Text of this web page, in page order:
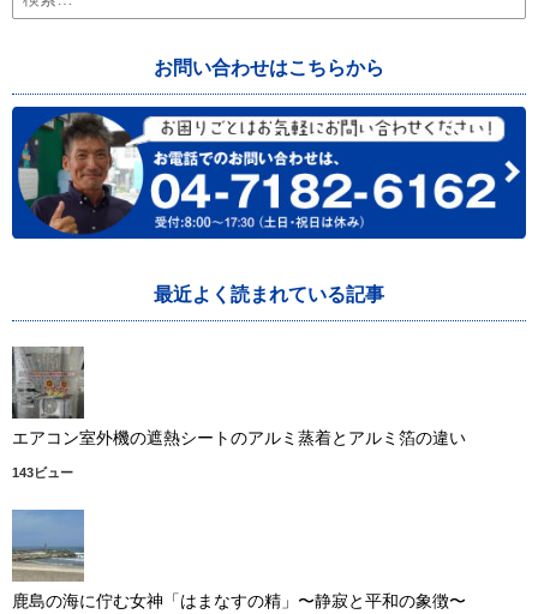
索:
お問い合わせはこちらから
最近よく読まれている記事
エアコン室外機の遮熱シートのアルミ蒸着とアルミ箔の違い
143ビュー
鹿島の海に佇む女神「はまなすの精」〜静寂と平和の象徴〜